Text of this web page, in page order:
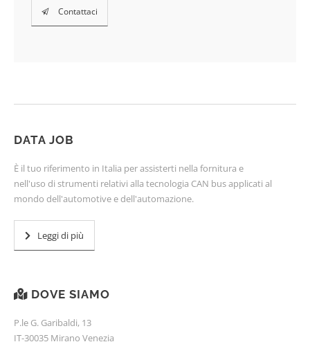
Contattaci
DATA JOB
È il tuo riferimento in Italia per assisterti nella fornitura e
nell'uso di strumenti relativi alla tecnologia CAN bus applicati al
mondo dell'automotive e dell'automazione.
Leggi di più
DOVE SIAMO
P.le G. Garibaldi, 13
IT-30035 Mirano Venezia